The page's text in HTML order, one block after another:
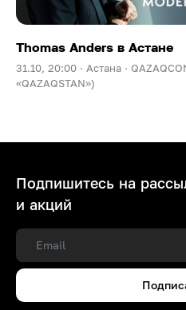
Thomas Anders в Астане
31.10, 20:00 · Астана ·
«QAZAQSTAN»)
Подпишитесь на
и акций